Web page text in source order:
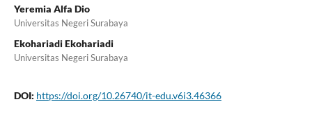
Yeremia Alfa Dio
Universitas Negeri Surabaya
Ekohariadi Ekohariadi
Universitas Negeri Surabaya
DOI: https://doi.org/10.26740/it-edu.v6i3.46366